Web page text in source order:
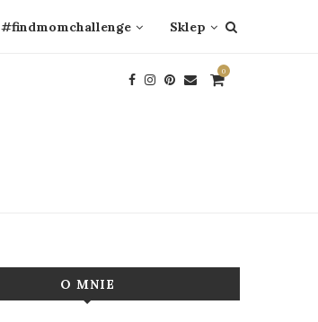
#findmomchallenge Sklep
0
O MNIE